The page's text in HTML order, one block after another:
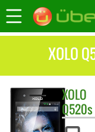
XOLO
XOLO
Q520s